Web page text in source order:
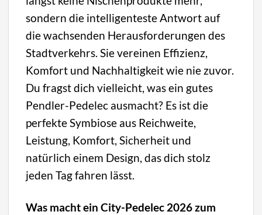
sondern die intelligenteste Antwort auf
die wachsenden Herausforderungen des
Stadtverkehrs. Sie vereinen Effizienz,
Komfort und Nachhaltigkeit wie nie zuvor.
Du fragst dich vielleicht, was ein gutes
Pendler-Pedelec ausmacht? Es ist die
perfekte Symbiose aus Reichweite,
Leistung, Komfort, Sicherheit und
natürlich einem Design, das dich stolz
jeden Tag fahren lässt.
Was macht ein City-Pedelec 2026 zum